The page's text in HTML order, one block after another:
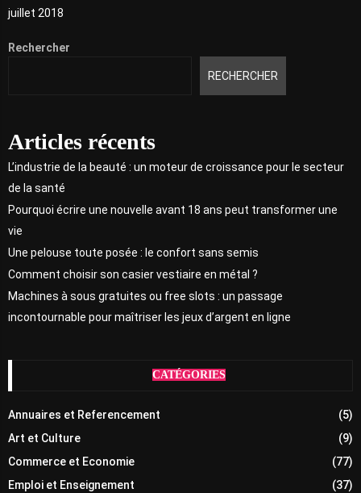
juillet 2018
Rechercher
RECHERCHER
Articles récents
L’industrie de la beauté : un moteur de croissance pour le secteur
de la santé
Pourquoi écrire une nouvelle avant 18 ans peut transformer une
vie
Une pelouse toute posée : le confort sans semis
Comment choisir son casier vestiaire en métal ?
Machines à sous gratuites ou free slots : un passage
incontournable pour maîtriser les jeux d’argent en ligne
CATÉGORIES
Annuaires et Referencement
(5)
Art et Culture
(9)
Commerce et Economie
(77)
Emploi et Enseignement
(37)